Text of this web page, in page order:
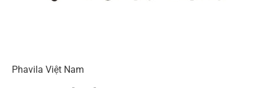
Phavila Việt Nam